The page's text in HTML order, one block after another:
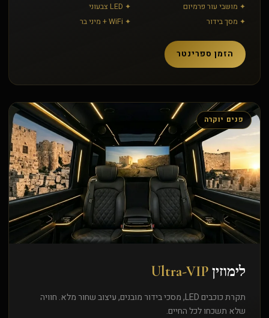
✦ מושבי עור פרמיום
✦ LED צבעוני
✦ מסך בידור
✦ WiFi + מיני בר
הזמן ספרינטר
פנים יוקרה
לימוזין Ultra-VIP
תקרת כוכבים LED, מסכי בידור מובנים, עיצוב שחור מלא. חוויה
שלא תשכחו לכל החיים.